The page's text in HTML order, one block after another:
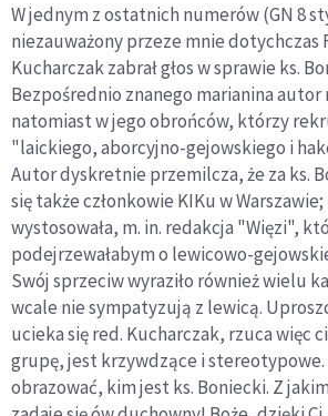
W jednym z ostatnich numerów (GN 8
niezauważony przeze mnie dotychczas
Kucharczak zabrał głos w sprawie ks.
Bezpośrednio znanego marianina
natomiast w jego obrońców, którzy
"laickiego, aborcyjno-gejowskiego i
Autor dyskretnie przemilcza, że za ks.
się także członkowie KIKu w
wystosowała, m. in. redakcja "Więzi",
podejrzewałabym o lewicowo-
Swój sprzeciw wyraziło również wielu
wcale nie sympatyzują z lewicą.
ucieka się red. Kucharczak, rzuca więc
grupę, jest krzywdzące i stereotypowe.
obrazować, kim jest ks. Boniecki. Z